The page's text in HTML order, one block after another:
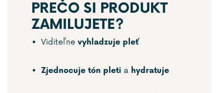
PREČO SI PRODUKT
ZAMILUJETE?
Viditeľne vyhladzuje pleť
Zjednocuje tón pleti a hydratuje